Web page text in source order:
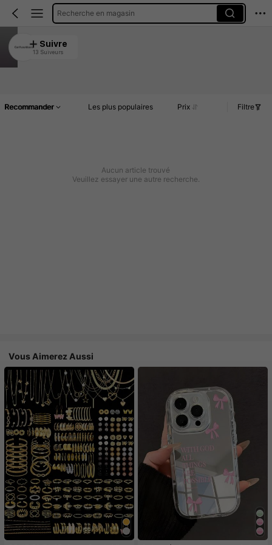
Recherche en magasin
CanYuoutdoors
4.90
Suivre
13 Suiveurs
Recommander Les plus populaires Prix Filtre
Aucun article trouvé
Veuillez essayer une autre recherche.
Vous Aimerez Aussi